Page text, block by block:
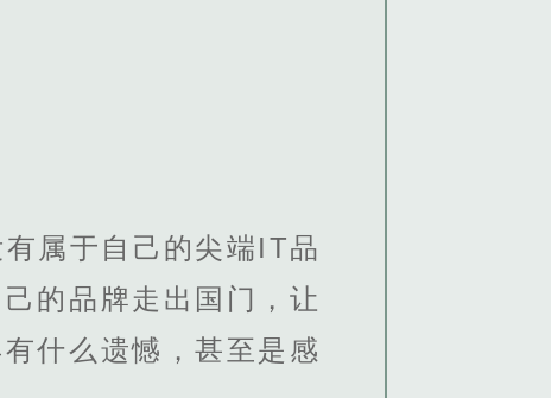
属于自己的尖端IT品
的品牌走出国门，让
什么遗憾，甚至是感